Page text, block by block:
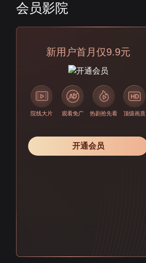
会员影院
新用户首月仅9.9元
院线大片 观看免广 热剧抢先看 顶级画质
开通会员